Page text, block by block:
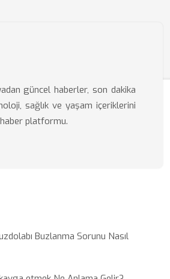
güncel haberler, son dakika
sağlık ve yaşam içeriklerini
haber platformu.
Buzlanma Sorunu Nasıl